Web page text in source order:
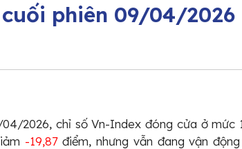
phiên 09/04/2026
2026, chỉ số Vn-Index đóng cửa ở mức
-19,87điểm, nhưng vẫn đang vận